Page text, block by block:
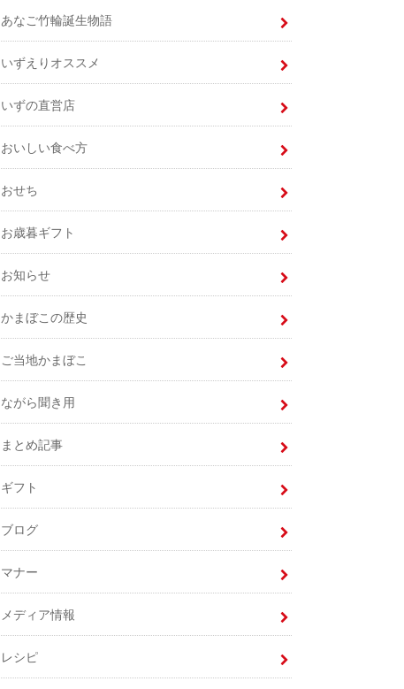
あなご竹輪誕生物語
いずえりオススメ
いずの直営店
おいしい食べ方
おせち
お歳暮ギフト
お知らせ
かまぼこの歴史
ご当地かまぼこ
ながら聞き用
まとめ記事
ギフト
ブログ
マナー
メディア情報
レシピ